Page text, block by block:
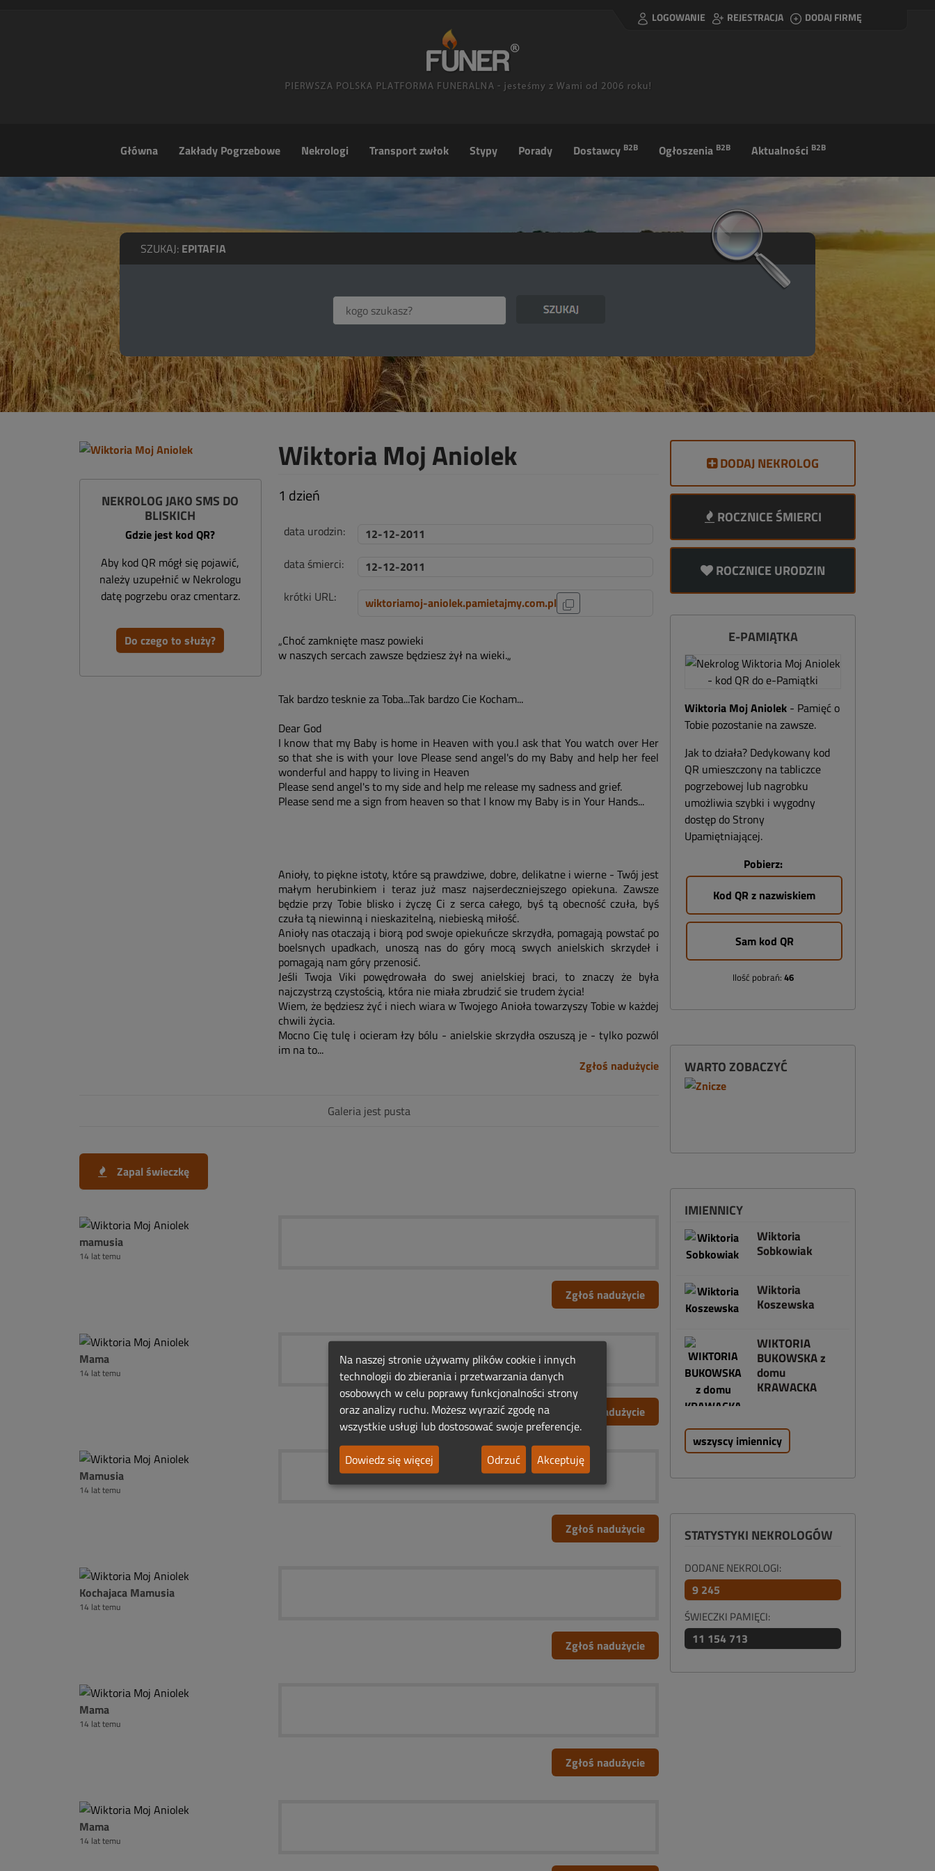
LOGOWANIE REJESTRACJA DODAJ FIRMĘ
Główna Zakłady Pogrzebowe Nekrologi Transport zwłok Stypy Porady Dostawcy B2B Ogłoszenia B2B Aktualności B2B
SZUKAJ: EPITAFIA
NEKROLOG JAKO SMS DO
BLISKICH
Gdzie jest kod QR?
Aby kod QR mógł się pojawić,
należy uzupełnić w Nekrologu
datę pogrzebu oraz cmentarz.
Do czego to służy?
Wiktoria Moj Aniolek
1 dzień
data urodzin:
12-12-2011
data śmierci:
12-12-2011
krótki URL:
wiktoriamoj-aniolek.pamietajmy.com.pl
„Choć zamknięte masz powieki
w naszych sercach zawsze będziesz żył na wieki.„
Tak bardzo tesknie za Toba...Tak bardzo Cie Kocham...
Dear God
I know that my Baby is home in Heaven with you.I ask that You watch over Her
so that she is with your love Please send angel's do my Baby and help her feel
wonderful and happy to living in Heaven
Please send angel's to my side and help me release my sadness and grief.
Please send me a sign from heaven so that I know my Baby is in Your Hands...
Anioły, to piękne istoty, które są prawdziwe, dobre, delikatne i wierne - Twój jest
małym herubinkiem i teraz już masz najserdeczniejszego opiekuna. Zawsze
będzie przy Tobie blisko i życzę Ci z serca całego, byś tą obecność czuła, byś
czuła tą niewinną i nieskazitelną, niebieską miłość.
Anioły nas otaczają i biorą pod swoje opiekuńcze skrzydła, pomagają powstać po
boelsnych upadkach, unoszą nas do góry mocą swych anielskich skrzydeł i
pomagają nam góry przenosić.
Jeśli Twoja Viki powędrowała do swej anielskiej braci, to znaczy że była
najczystrzą czystością, która nie miała zbrudzić sie trudem życia!
Wiem, że będziesz żyć i niech wiara w Twojego Anioła towarzyszy Tobie w każdej
chwili życia.
Mocno Cię tulę i ocieram łzy bólu - anielskie skrzydła oszuszą je - tylko pozwól
im na to...
Zgłoś nadużycie
Galeria jest pusta
Zapal świeczkę
mamusia
14 lat temu
Zgłoś nadużycie
Mama
14 lat temu
Zgłoś nadużycie
Mamusia
14 lat temu
Zgłoś nadużycie
Kochajaca Mamusia
14 lat temu
Zgłoś nadużycie
Mama
14 lat temu
Zgłoś nadużycie
Mama
14 lat temu
DODAJ NEKROLOG
ROCZNICE ŚMIERCI
ROCZNICE URODZIN
E-PAMIĄTKA
Wiktoria Moj Aniolek - Pamięć o
Tobie pozostanie na zawsze.
Jak to działa? Dedykowany kod
QR umieszczony na tabliczce
pogrzebowej lub nagrobku
umożliwia szybki i wygodny
dostęp do Strony
Upamiętniającej.
Pobierz:
Kod QR z nazwiskiem
Sam kod QR
Ilość pobrań: 46
WARTO ZOBACZYĆ
IMIENNICY
Wiktoria
Sobkowiak
Wiktoria
Koszewska
WIKTORIA
BUKOWSKA z
domu
KRAWACKA
wszyscy imiennicy
STATYSTYKI NEKROLOGÓW
DODANE NEKROLOGI:
9 245
ŚWIECZKI PAMIĘCI:
11 154 713
Na naszej stronie używamy plików cookie i innych
technologii do zbierania i przetwarzania danych
osobowych w celu poprawy funkcjonalności strony
oraz analizy ruchu. Możesz wyrazić zgodę na
wszystkie usługi lub dostosować swoje preferencje.
Dowiedz się więcej
Odrzuć Akceptuję